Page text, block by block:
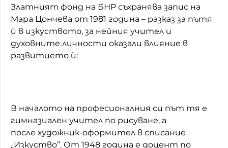
Златният фонд на БНР съхранява запис на
Мара Цончева от 1981 година – разказ за пътя
ѝ в изкуството, за нейния учител и
духовните личности оказали влияние в
развитието ѝ:
В началото на професионалния си път тя е
гимназиален учител по рисуване, а
после художник-оформител в списание
„Изкуство”. От 1948 година е доцент по